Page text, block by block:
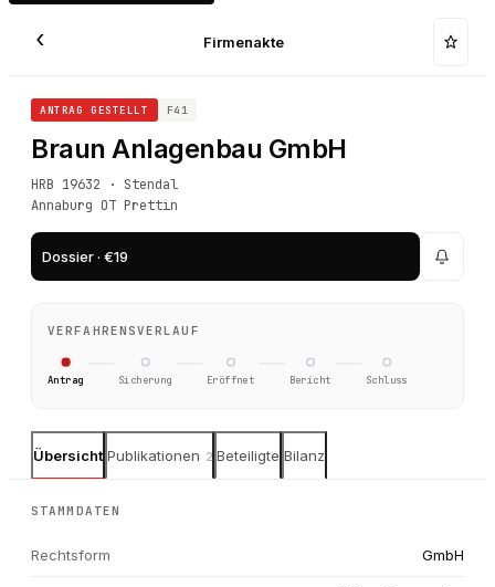
‹ Firmenakte
ANTRAG GESTELLT F41
Braun Anlagenbau GmbH
HRB 19632 · Stendal
Annaburg OT Prettin
Dossier · €19
VERFAHRENSVERLAUF
Antrag Sicherung Eröffnet Bericht Schluss
Übersicht Publikationen 2 Beteiligte Bilanz
STAMMDATEN
Rechtsform GmbH